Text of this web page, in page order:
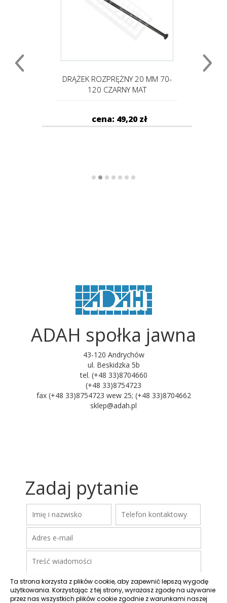
DRĄŻEK ROZPRĘŻNY 20 MM 70-
120 CZARNY MAT
cena: 49,20 zł
ADAH społka jawna
43-120 Andrychów
ul. Beskidzka 5b
tel. (+48 33)8704660
(+48 33)8754723
fax (+48 33)8754723 wew 25; (+48 33)8704662
sklep@adah.pl
Zadaj pytanie
Ta strona korzysta z plików cookie, aby zapewnić lepszą wygodę
użytkowania. Korzystając z tej strony, wyrażasz zgodę na używanie
przez nas wszystkich plików cookie zgodnie z warunkami naszej